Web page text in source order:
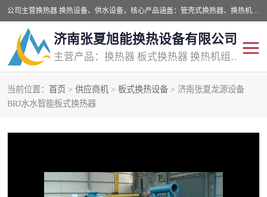
公司主营换热器.换热设备、供水设备，核心产品涵盖：管壳式换热器、换热机组、不锈钢组合式水箱、水处理设备等，提供非标设备集生产、销售、安装一体化服务，可满足全国酒店、学校、医院、商业综合体、工业项目等多场景换热与供水需求。
济南张夏旭能换热设备有限公司
主营产品：换热器 板式换热器 换热机组 供水设备 水处理设备
当前位置： 首页 > 供应商机 > 板式换热设备 > 济南张夏龙源设备
BRJ水水智能板式换热器
管壳式换热器
汽水换热机组 板式换热设备
囊式膨胀水箱 水处理器设备